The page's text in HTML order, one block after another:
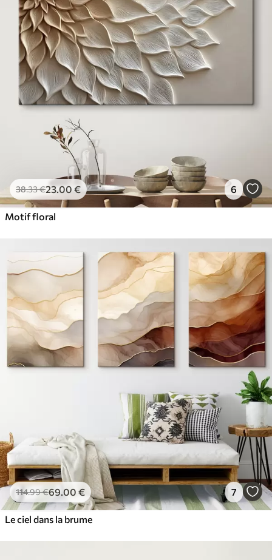
38.33€23.00 € 6
Motif floral
114.99€69 .00 € 7
Le ciel dans la brume